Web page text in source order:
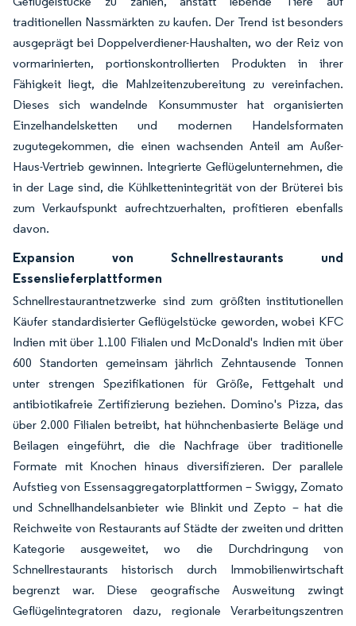
traditionellen Nassmärkten zu kaufen. Der Trend ist besonders
ausgeprägt bei Doppelverdiener-Haushalten, wo der Reiz von
vormarinierten, portionskontrollierten Produkten in ihrer
Fähigkeit liegt, die Mahlzeitenzubereitung zu vereinfachen.
Dieses sich wandelnde Konsummuster hat organisierten
Einzelhandelsketten und modernen Handelsformaten
zugutegekommen, die einen wachsenden Anteil am Außer-
Haus-Vertrieb gewinnen. Integrierte Geflügelunternehmen, die
in der Lage sind, die Kühlkettenintegrität von der Brüterei bis
zum Verkaufspunkt aufrechtzuerhalten, profitieren ebenfalls
davon.
Expansion von Schnellrestaurants und
Essenslieferplattformen
Schnellrestaurantnetzwerke sind zum größten institutionellen
Käufer standardisierter Geflügelstücke geworden, wobei KFC
Indien mit über 1.100 Filialen und McDonald's Indien mit über
600 Standorten gemeinsam jährlich Zehntausende Tonnen
unter strengen Spezifikationen für Größe, Fettgehalt und
antibiotikafreie Zertifizierung beziehen. Domino's Pizza, das
über 2.000 Filialen betreibt, hat hühnchenbasierte Beläge und
Beilagen eingeführt, die die Nachfrage über traditionelle
Formate mit Knochen hinaus diversifizieren. Der parallele
Aufstieg von Essensaggregatorplattformen – Swiggy, Zomato
und Schnellhandelsanbieter wie Blinkit und Zepto – hat die
Reichweite von Restaurants auf Städte der zweiten und dritten
Kategorie ausgeweitet, wo die Durchdringung von
Schnellrestaurants historisch durch Immobilienwirtschaft
begrenzt war. Diese geografische Ausweitung zwingt
Geflügelintegratoren dazu, regionale Verarbeitungszentren